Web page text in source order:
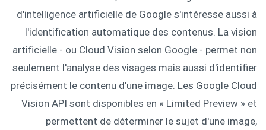
d'intelligence artificielle de Google s'intéresse aussi à
l'identification automatique des contenus. La vision
artificielle - ou Cloud Vision selon Google - permet non
seulement l'analyse des visages mais aussi d'identifier
précisément le contenu d'une image. Les Google Cloud
Vision API sont disponibles en « Limited Preview » et
permettent de déterminer le sujet d'une image,